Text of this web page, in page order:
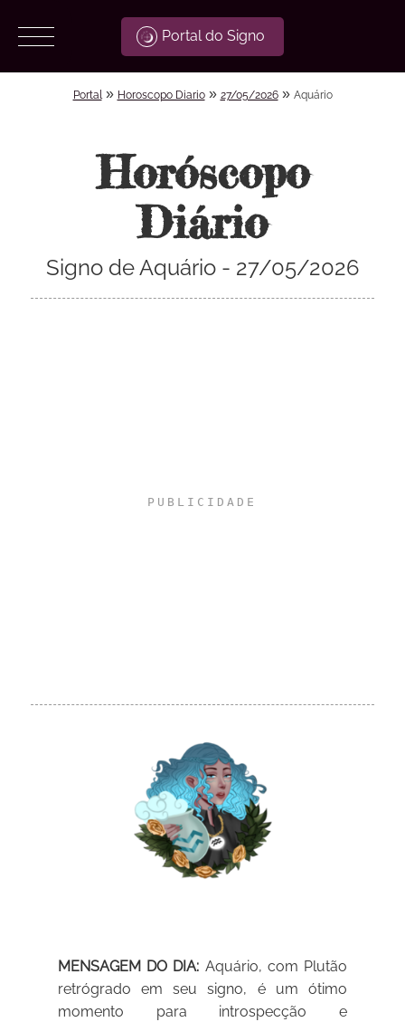
Portal do Signo
Portal » Horoscopo Diario» 27/05/2026» Aquário
Horóscopo
Diário
Signo de Aquário - 27/05/2026
MENSAGEM DO DIA: Aquário, com Plutão
retrógrado em seu signo, é um ótimo
momento para introspecção e